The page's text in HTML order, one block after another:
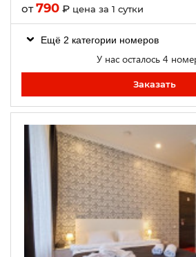
от790 ₽ цена за 1 сутки
Ещё 2 категории номеров
У нас осталось 4
Заказать